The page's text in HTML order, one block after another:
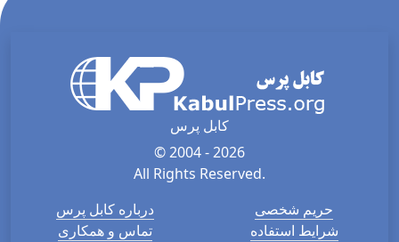
All Rights Reserved.
درباره کابل پرس
تماس و همکاری